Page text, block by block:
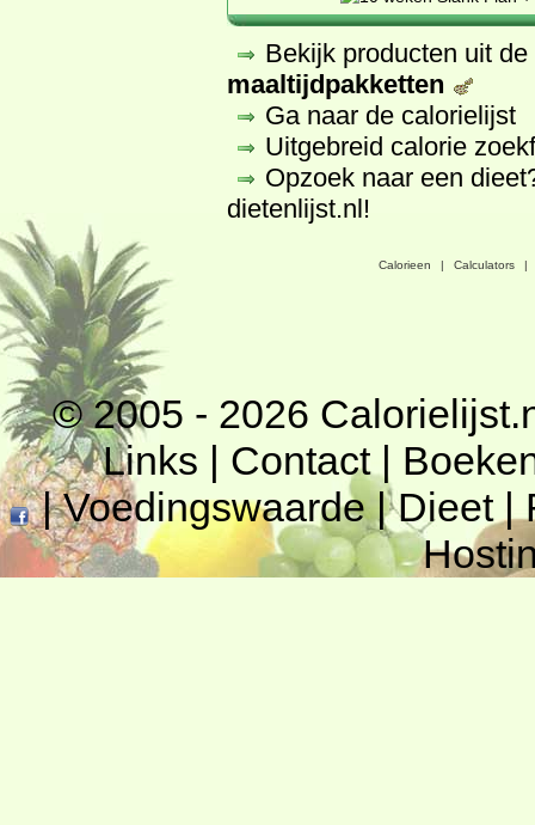
Bekijk producten uit
maaltijdpakketten
Ga naar de calorielijst
Uitgebreid calorie
Opzoek naar een
dietenlijst.nl!
Calorieen | Calculators |
© 2005 - 2026
Links | Contact|
|Voedingswaarde|Dieet|